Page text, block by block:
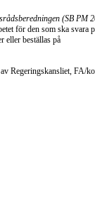
(SB PM
för den som ska svara
eller beställas på
Regeringskansliet, FA/